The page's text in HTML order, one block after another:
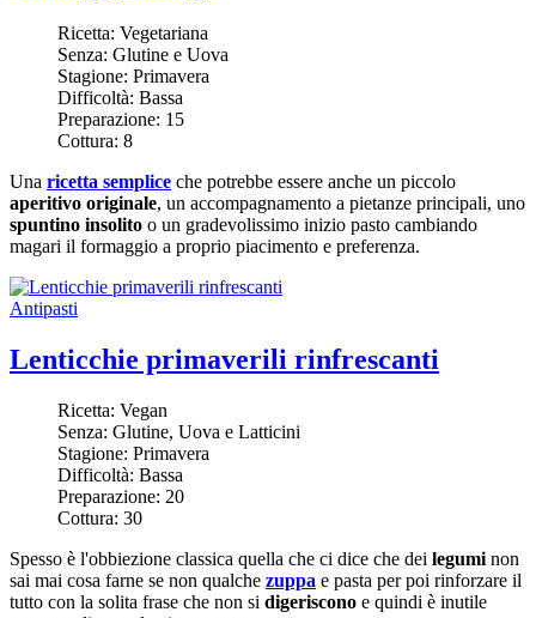
Ricetta: Vegetariana
Senza: Glutine e Uova
Stagione: Primavera
Difficoltà: Bassa
Preparazione: 15
Cottura: 8
Una ricetta semplice che potrebbe essere anche un piccolo
aperitivo originale, un accompagnamento a pietanze principali, uno
spuntino insolito o un gradevolissimo inizio pasto cambiando
magari il formaggio a proprio piacimento e preferenza.
Antipasti
Lenticchie primaverili rinfrescanti
Ricetta: Vegan
Senza: Glutine, Uova e Latticini
Stagione: Primavera
Difficoltà: Bassa
Preparazione: 20
Cottura: 30
Spesso è l'obbiezione classica quella che ci dice che dei legumi non
sai mai cosa farne se non qualche zuppa e pasta per poi rinforzare il
tutto con la solita frase che non si digeriscono e quindi è inutile